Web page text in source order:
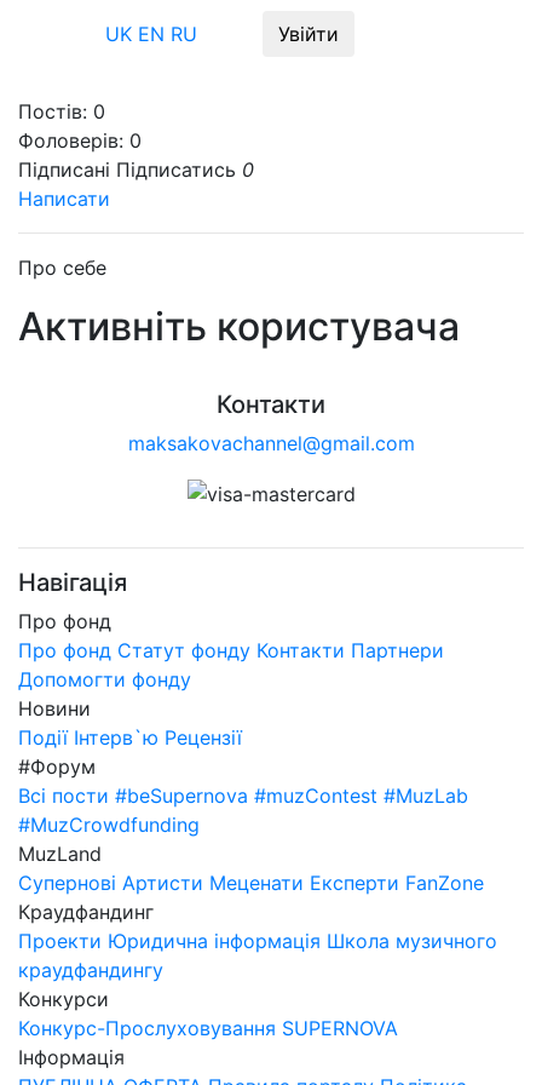
UK EN RU Увійти
Постів: 0
Фоловерів: 0
Підписані Підписатись 0
Написати
Про себе
Активніть користувача
Контакти
maksakovachannel@gmail.com
Навігація
Про фонд
Про фонд Статут фонду Контакти Партнери
Допомогти фонду
Новини
Події Інтерв`ю Рецензії
#Форум
Всі пости #beSupernova #muzContest #MuzLab
#MuzCrowdfunding
MuzLand
Супернові Артисти Меценати Експерти FanZone
Краудфандинг
Проекти Юридична інформація Школа музичного
краудфандингу
Конкурси
Конкурс-Прослуховування SUPERNOVA
Інформація